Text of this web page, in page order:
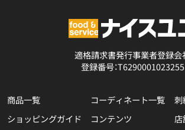
適格請求書発行事業者登録会
登録番号：T6290001023255
商品一覧 コーディネート一覧
刺
ショッピングガイド
コンテンツ
店